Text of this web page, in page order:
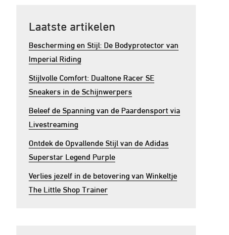
Laatste artikelen
Bescherming en Stijl: De Bodyprotector van
Imperial Riding
Stijlvolle Comfort: Dualtone Racer SE
Sneakers in de Schijnwerpers
Beleef de Spanning van de Paardensport via
Livestreaming
Ontdek de Opvallende Stijl van de Adidas
Superstar Legend Purple
Verlies jezelf in de betovering van Winkeltje
The Little Shop Trainer